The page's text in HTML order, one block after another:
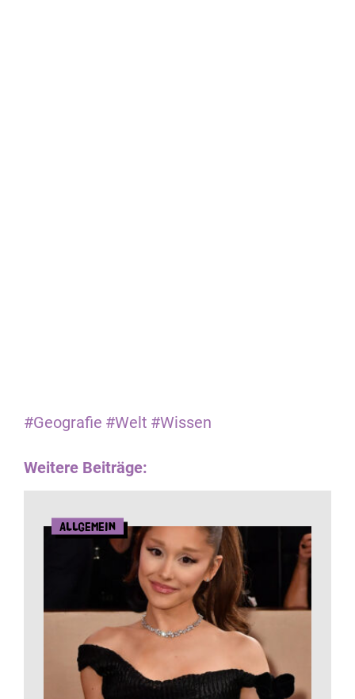
#Geografie #Welt #Wissen
Weitere Beiträge:
Allgemein